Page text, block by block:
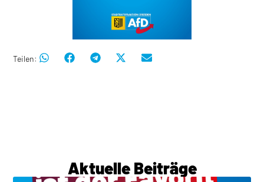
Teilen:
Aktuelle Beiträge